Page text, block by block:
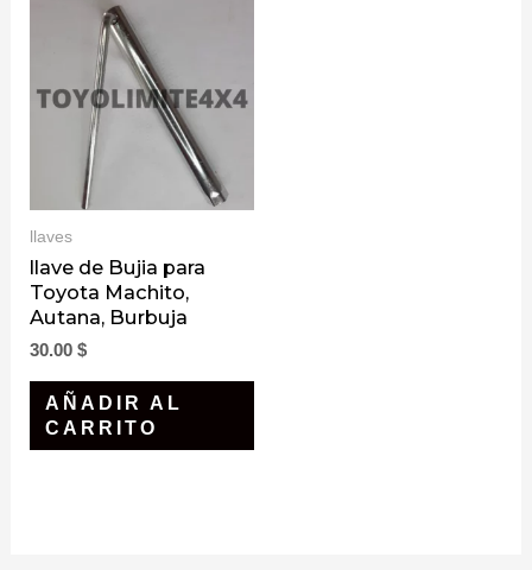
llaves
llave de Bujia para
Toyota Machito,
Autana, Burbuja
30.00$
AÑADIR AL
CARRITO